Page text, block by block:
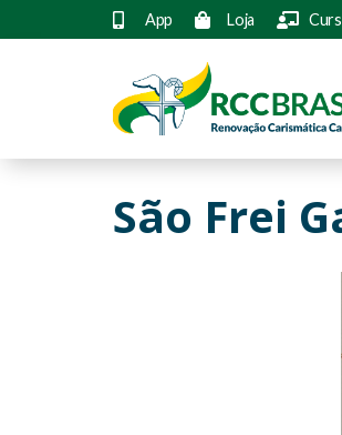
App Loja
São Frei